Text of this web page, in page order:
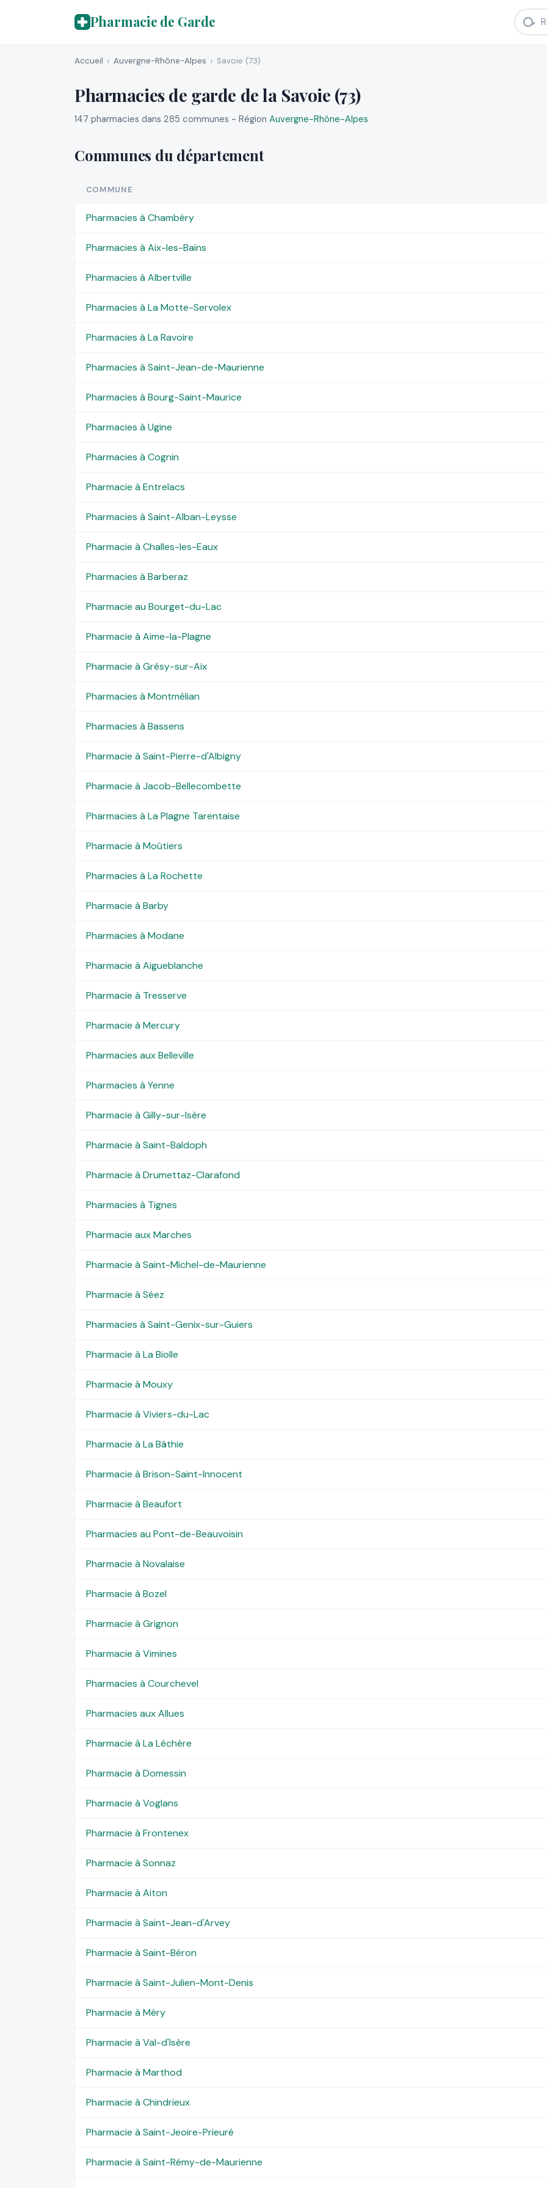
Pharmacie de Garde
Accueil Auvergne-Rhône-Alpes Savoie (73)
Pharmacies de garde de la Savoie (73)
147 pharmacies dans 285 communes - Région Auvergne-Rhône-Alpes
Communes du département
COMMUNE
Pharmacies à Chambéry
Pharmacies à Aix-les-Bains
Pharmacies à Albertville
Pharmacies à La Motte-Servolex
Pharmacies à La Ravoire
Pharmacies à Saint-Jean-de-Maurienne
Pharmacies à Bourg-Saint-Maurice
Pharmacies à Ugine
Pharmacies à Cognin
Pharmacie à Entrelacs
Pharmacies à Saint-Alban-Leysse
Pharmacie à Challes-les-Eaux
Pharmacies à Barberaz
Pharmacie au Bourget-du-Lac
Pharmacie à Aime-la-Plagne
Pharmacie à Grésy-sur-Aix
Pharmacies à Montmélian
Pharmacies à Bassens
Pharmacie à Saint-Pierre-d'Albigny
Pharmacie à Jacob-Bellecombette
Pharmacies à La Plagne Tarentaise
Pharmacie à Moûtiers
Pharmacies à La Rochette
Pharmacie à Barby
Pharmacies à Modane
Pharmacie à Aigueblanche
Pharmacie à Tresserve
Pharmacie à Mercury
Pharmacies aux Belleville
Pharmacies à Yenne
Pharmacie à Gilly-sur-Isère
Pharmacie à Saint-Baldoph
Pharmacie à Drumettaz-Clarafond
Pharmacies à Tignes
Pharmacie aux Marches
Pharmacie à Saint-Michel-de-Maurienne
Pharmacie à Séez
Pharmacies à Saint-Genix-sur-Guiers
Pharmacie à La Biolle
Pharmacie à Mouxy
Pharmacie à Viviers-du-Lac
Pharmacie à La Bâthie
Pharmacie à Brison-Saint-Innocent
Pharmacie à Beaufort
Pharmacies au Pont-de-Beauvoisin
Pharmacie à Novalaise
Pharmacie à Bozel
Pharmacie à Grignon
Pharmacie à Vimines
Pharmacies à Courchevel
Pharmacies aux Allues
Pharmacie à La Léchère
Pharmacie à Domessin
Pharmacie à Voglans
Pharmacie à Frontenex
Pharmacie à Sonnaz
Pharmacie à Aiton
Pharmacie à Saint-Jean-d'Arvey
Pharmacie à Saint-Béron
Pharmacie à Saint-Julien-Mont-Denis
Pharmacie à Méry
Pharmacie à Val-d'Isère
Pharmacie à Marthod
Pharmacie à Chindrieux
Pharmacie à Saint-Jeoire-Prieuré
Pharmacie à Saint-Rémy-de-Maurienne